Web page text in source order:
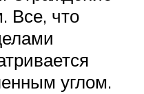
Все, что
углом.